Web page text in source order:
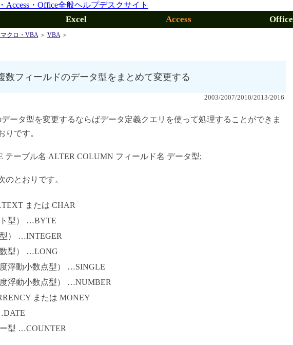
Excel Access Office
マクロ・VBA＞ VBA＞
数フィールドのデータ型をまとめて変更する
2003/2007/2010/2013/2016
ータ型を変更するならばデータ定義クエリを使って処理することができま
りです。
ーブル名 ALTER COLUMN フィールド名 データ型;
のとおりです。
または CHAR
型） …BYTE
） …INTEGER
型） …LONG
浮動小数点型） …SINGLE
浮動小数点型） …NUMBER
または MONEY
型 …COUNTER